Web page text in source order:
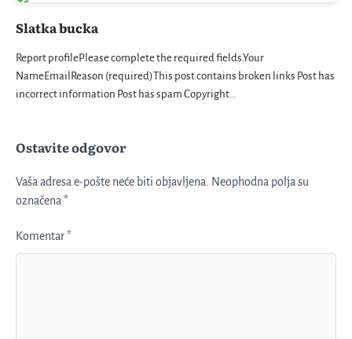
Slatka bucka
Report profilePlease complete the required fields.Your
NameEmailReason (required)This post contains broken links Post has
incorrect information Post has spam Copyright…
Ostavite odgovor
Vaša adresa e-pošte neće biti objavljena.
Neophodna polja su
označena *
Komentar*